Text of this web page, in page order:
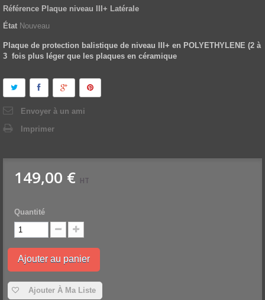
Référence Plaque niveau III+ Latérale
État Nouveau
Plaque de protection balistique de niveau III+ en POLYETHYLENE (2 à
3 fois plus léger que les plaques en céramique
Envoyer à un ami
Imprimer
149,00 € HT
Quantité
Ajouter au panier
Ajouter À Ma Liste